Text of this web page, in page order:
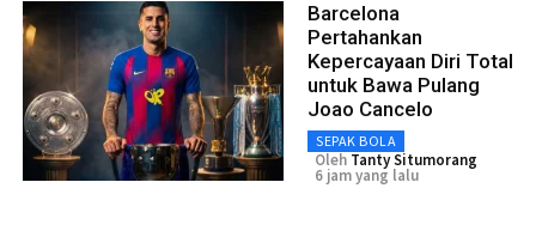
Barcelona
Pertahankan
Kepercayaan Diri Total
untuk Bawa Pulang
Joao Cancelo
SEPAK BOLA
Oleh Tanty Situmorang
6 jam yang lalu